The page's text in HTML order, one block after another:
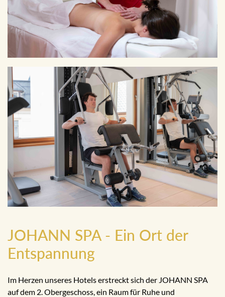
JOHANN SPA - Ein Ort der
Entspannung
Im Herzen unseres Hotels erstreckt sich der JOHANN SPA
auf dem 2. Obergeschoss, ein Raum für Ruhe und